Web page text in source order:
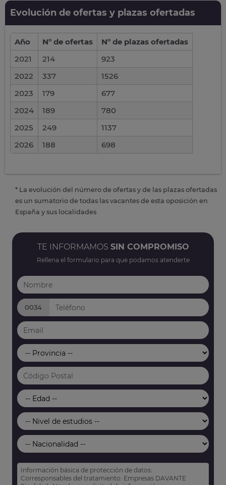
Evolución de ofertas y plazas ofertadas
Año Nº de ofertas
Nº de plazas ofertadas
2021
214
923
2022
337
1526
2023
179
677
2024
189
780
2025
249
1137
2026
188 698
* La evolución del número de ofertas y de las plazas ofertadas
es un sumatorio de todas las vacantes de esta oposición en
España y sus localidades
TE INFORMAMOS SIN COMPROMISO
Rellena el formulario para que podamos atenderte
0034
Información básica de protección de datos:
Corresponsables del tratamiento: Empresas DAVANTE